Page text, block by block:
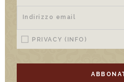
PRIVACY (INFO)